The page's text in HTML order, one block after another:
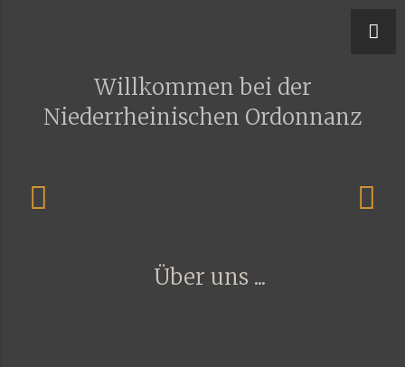
Willkommen bei der
Niederrheinischen Ordonnanz
Über uns ...